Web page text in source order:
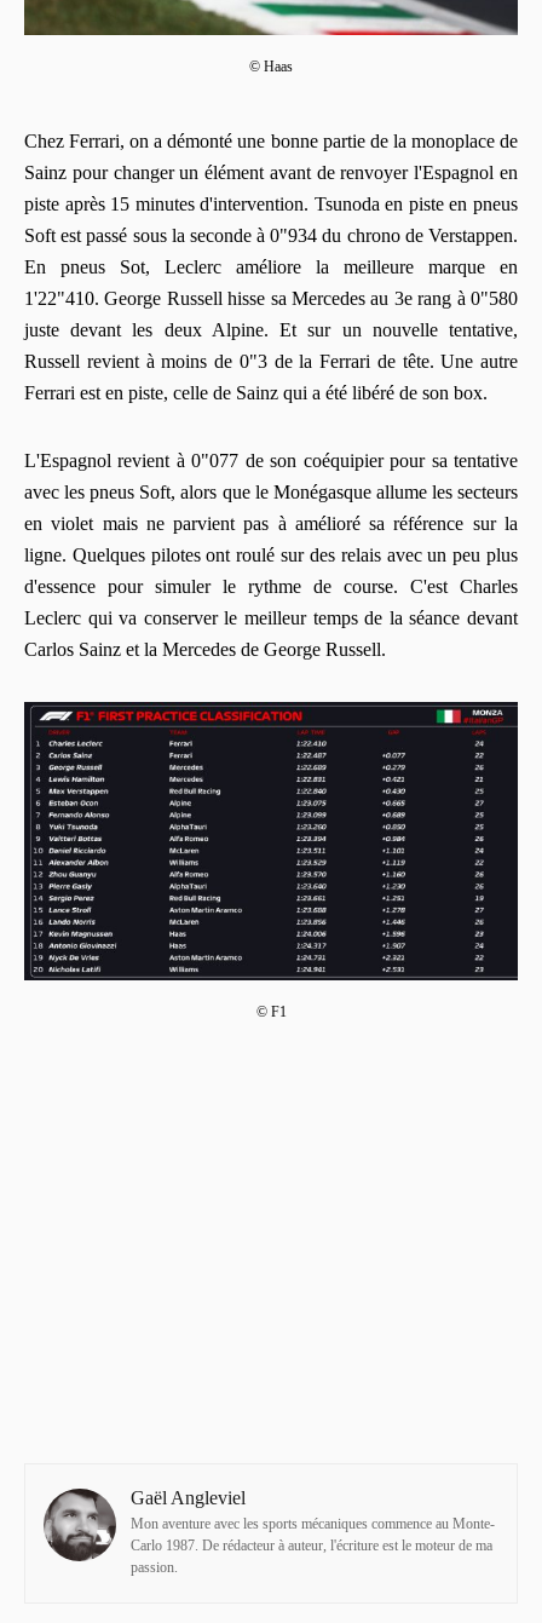
© Haas
Chez Ferrari, on a démonté une bonne partie de la monoplace de
Sainz pour changer un élément avant de renvoyer l'Espagnol en
piste après 15 minutes d'intervention. Tsunoda en piste en pneus
Soft est passé sous la seconde à 0"934 du chrono de Verstappen.
En pneus Sot, Leclerc améliore la meilleure marque en
1'22"410. George Russell hisse sa Mercedes au 3e rang à 0"580
juste devant les deux Alpine. Et sur un nouvelle tentative,
Russell revient à moins de 0"3 de la Ferrari de tête. Une autre
Ferrari est en piste, celle de Sainz qui a été libéré de son box.
L'Espagnol revient à 0"077 de son coéquipier pour sa tentative
avec les pneus Soft, alors que le Monégasque allume les secteurs
en violet mais ne parvient pas à amélioré sa référence sur la
ligne. Quelques pilotes ont roulé sur des relais avec un peu plus
d'essence pour simuler le rythme de course. C'est Charles
Leclerc qui va conserver le meilleur temps de la séance devant
Carlos Sainz et la Mercedes de George Russell.
© F1
Gaël Angleviel
Mon aventure avec les sports mécaniques commence au Monte-
Carlo 1987. De rédacteur à auteur, l'écriture est le moteur de ma
passion.